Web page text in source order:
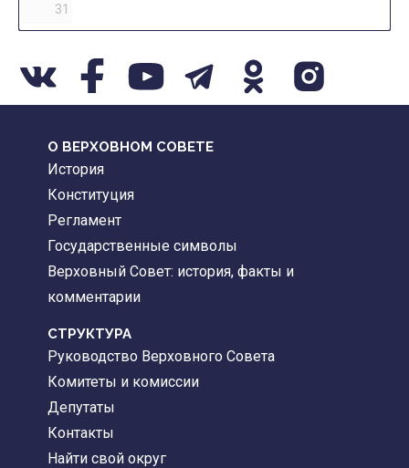
31
О ВЕРХОВНОМ СОВЕТЕ
История
Конституция
Регламент
Государственные символы
Верховный Совет: история, факты и
комментарии
CТРУКТУРА
Руководство Верховного Совета
Комитеты и комиссии
Депутаты
Контакты
Найти свой округ